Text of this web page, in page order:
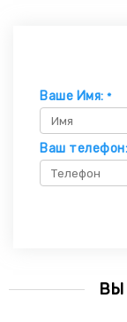
Ваше Имя: *
Ваш телефон:
ВЫ